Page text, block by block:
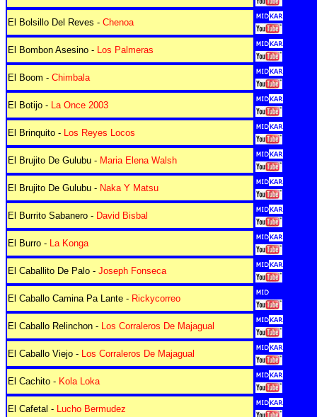
El Bolsillo Del Reves - Chenoa
El Bombon Asesino - Los Palmeras
El Boom - Chimbala
El Botijo - La Once 2003
El Brinquito - Los Reyes Locos
El Brujito De Gulubu - Maria Elena Walsh
El Brujito De Gulubu - Naka Y Matsu
El Burrito Sabanero - David Bisbal
El Burro - La Konga
El Caballito De Palo - Joseph Fonseca
El Caballo Camina Pa Lante - Rickycorreo
El Caballo Relinchon - Los Corraleros De Majagual
El Caballo Viejo - Los Corraleros De Majagual
El Cachito - Kola Loka
El Cafetal - Lucho Bermudez